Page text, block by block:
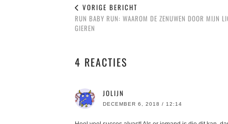
VORIGE BERICHT
RUN BABY RUN: WAAROM DE ZENUWEN DOOR MIJN
GIEREN
4 REACTIES
JOLIJN
DECEMBER 6, 2018 / 12:14